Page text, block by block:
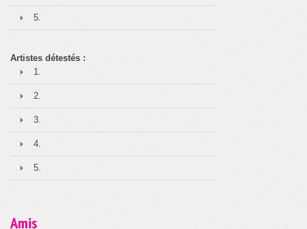
5.
Artistes détestés :
1.
2.
3.
4.
5.
Amis